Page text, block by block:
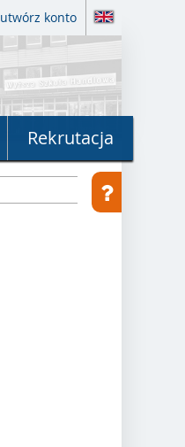
utwórz konto
Rekrutacja